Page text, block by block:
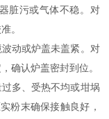
污或气体不稳。对
。
动或炉盖未盖紧。对
确认炉盖密封到位。
多、受热不均或坩埚
粉末确保接触良好，